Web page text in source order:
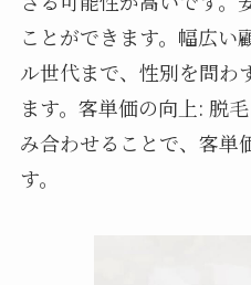
ことができます。幅広い
ル世代まで、性別を問わ
ます。客単価の向上: 脱
み合わせることで、客単
す。